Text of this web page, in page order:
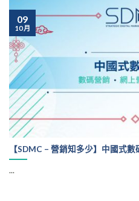
【SDMC – 營銷知多少】中國式數
...
09
10 月